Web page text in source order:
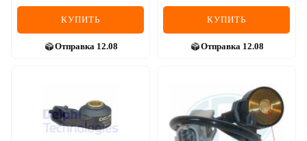
КУПИТЬ
Отправка 12.08
КУПИТЬ
Отправка 12.08